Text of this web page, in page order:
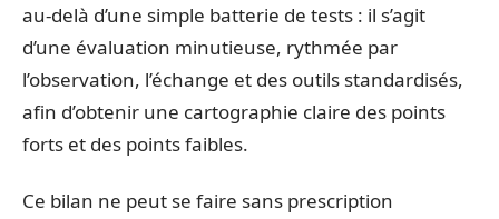
au-delà d’une simple batterie de tests : il s’agit
d’une évaluation minutieuse, rythmée par
l’observation, l’échange et des outils standardisés,
afin d’obtenir une cartographie claire des points
forts et des points faibles.
Ce bilan ne peut se faire sans prescription